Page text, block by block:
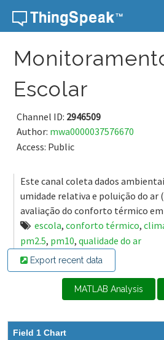
Skip to content
Escolar
Channel ID: 2946509
Author: mwa0000037576670
Access: Public
Este canal coleta dados
umidade relativa e poluição do ar
avaliação do conforto térmico
escola, conforto térmico,
pm2.5, pm10, qualidade do ar
Export recent data
MATLAB Analysis
Field 1 Chart